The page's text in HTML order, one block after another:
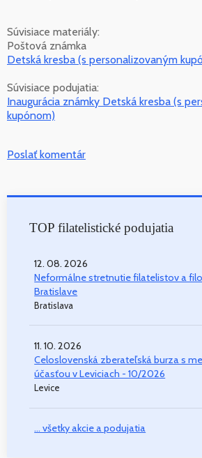
Súvisiace materiály:
Poštová známka
Detská kresba (s personalizovaným
Súvisiace podujatia:
Inaugurácia známky Detská kresba (s
kupónom)
Poslať komentár
TOP filatelistické podujatia
12. 08. 2026
Neformálne stretnutie filatelistov a
Bratislave
Bratislava
11. 10. 2026
Celoslovenská zberateľská burza s
účasťou v Leviciach - 10/2026
Levice
... všetky akcie a podujatia